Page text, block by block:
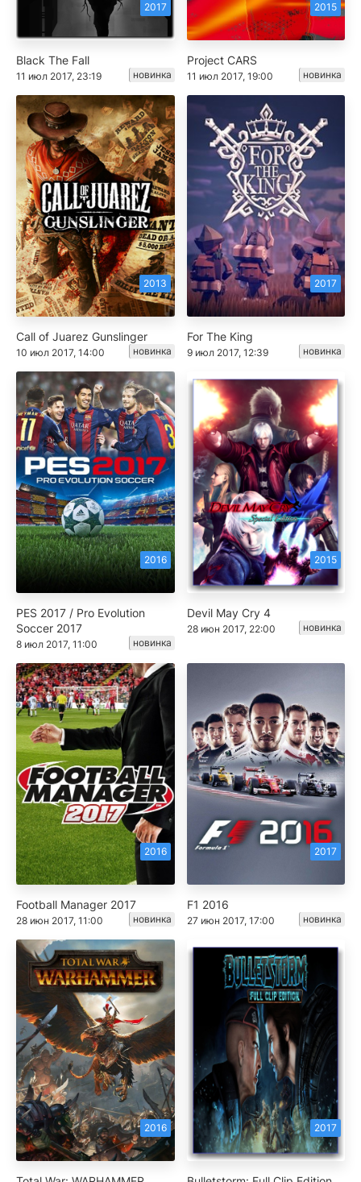
2017
Black The Fall
11 июл 2017, 23:19 новинка
2015
Project CARS
11 июл 2017, 19:00 новинка
2013
Call of Juarez Gunslinger
10 июл 2017, 14:00 новинка
2017
For The King
9 июл 2017, 12:39 новинка
2016
PES 2017 / Pro Evolution
Soccer 2017
8 июл 2017, 11:00 новинка
2015
Devil May Cry 4
28 июн 2017, 22:00 новинка
2016
Football Manager 2017
28 июн 2017, 11:00 новинка
2017
F1 2016
27 июн 2017, 17:00 новинка
2016 2017